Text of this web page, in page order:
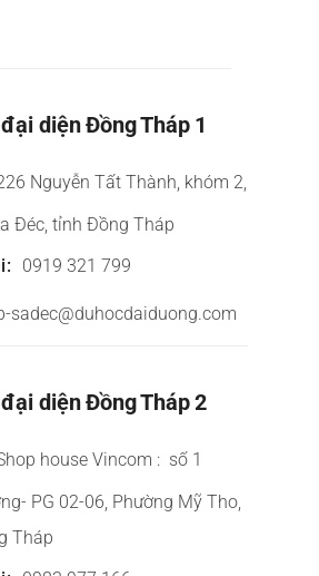
diện Đồng Tháp 1
Nguyễn Tất Thành, khóm 2,
Đéc, tỉnh Đồng Tháp
0919 321 799
sadec@duhocdaiduong.com
diện Đồng Tháp 2
house Vincom : số 1
PG 02-06, Phường Mỹ Tho,
Tháp